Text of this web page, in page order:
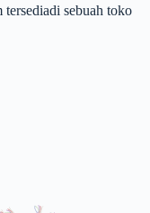
sebuah toko